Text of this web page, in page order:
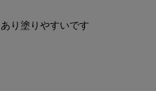
り塗りやすいです